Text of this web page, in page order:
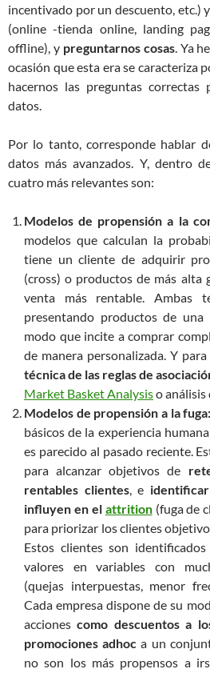
incentivado por un descuento, etc.)
(online -tienda online, landing
offline), y preguntarnos cosas. Ya
ocasión que esta era se caracteriza
hacernos las preguntas correctas
datos.
Por lo tanto, corresponde hablar
datos más avanzados. Y, dentro
cuatro más relevantes son:
Modelos de propensión a la
modelos que calculan la
tiene un cliente de adquirir
(cross) o productos de más alta
venta más rentable. Ambas
presentando productos de una
modo que incite a comprar
de manera personalizada. Y
técnica de las reglas de
Market Basket Analysiso análisis
Modelos de propensión a la fuga:
básicos de la experiencia
es parecido al pasado reciente.
para alcanzar objetivos de
rentables clientes, e
influyen en el attrition(fuga de
para priorizar los clientes
Estos clientes son
valores en variables con
(quejas interpuestas, menor
Cada empresa dispone de su
accionescomo descuentos a
promociones adhoc a un
no son los más propensos a